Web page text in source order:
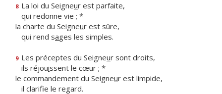
8 La loi du Seigneur est parfaite,
qui redonne vie ; *
la charte du Seigneur est sûre,
qui rend sages les simples.
9 Les préceptes du Seigneur sont droits,
ils réjouissent le cœur ; *
le commandement du Seigneur est limpide,
il clarife le regard.